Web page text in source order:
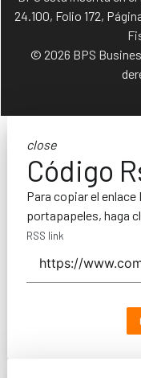
24.100, Folio 172,
© 2026 BPS
close
Código
Para copiar el enlace
portapapeles, haga
RSS link